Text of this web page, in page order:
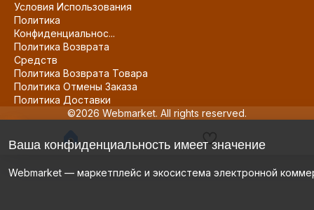
Условия Использования
Политика
Конфиденциальнос...
Политика Возврата
Средств
Политика Возврата Товара
Политика Отмены Заказа
Политика Доставки
©2026 Webmarket. All rights reserved.
Ваша конфиденциальность имеет значение
Webmarket — маркетплейс и экосистема электронной